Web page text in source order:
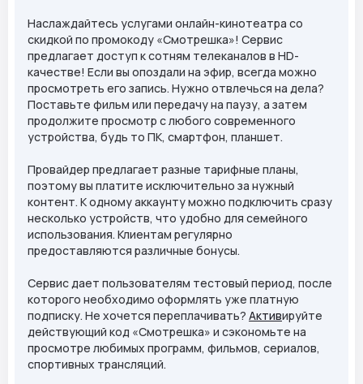
Наслаждайтесь услугами онлайн-кинотеатра со
скидкой по промокоду «Смотрешка»! Сервис
предлагает доступ к сотням телеканалов в HD-
качестве! Если вы опоздали на эфир, всегда можно
просмотреть его запись. Нужно отвлечься на дела?
Поставьте фильм или передачу на паузу, а затем
продолжите просмотр с любого современного
устройства, будь то ПК, смартфон, планшет.
Провайдер предлагает разные тарифные планы,
поэтому вы платите исключительно за нужный
контент. К одному аккаунту можно подключить сразу
несколько устройств, что удобно для семейного
использования. Клиентам регулярно
предоставляются различные бонусы.
Сервис дает пользователям тестовый период, после
которого необходимо оформлять уже платную
подписку. Не хочется переплачивать? Активируйте
действующий код «Смотрешка» и сэкономьте на
просмотре любимых программ, фильмов, сериалов,
спортивных трансляций.